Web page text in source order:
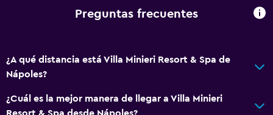
Preguntas frecuentes
¿A qué distancia está Villa Minieri Resort & Spa de
Nápoles?
¿Cuál es la mejor manera de llegar a Villa Minieri
Resort & Spa desde Nápoles?